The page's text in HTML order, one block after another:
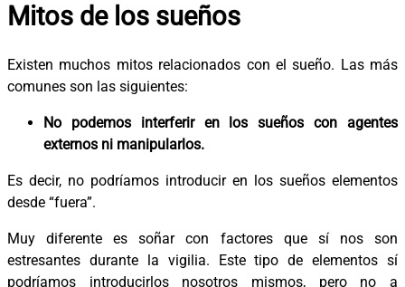
Mitos de los sueños
Existen muchos mitos relacionados con el sueño. Las más
comunes son las siguientes:
No podemos interferir en los sueños con agentes
externos ni manipularlos.
Es decir, no podríamos introducir en los sueños elementos
desde “fuera”.
Muy diferente es soñar con factores que sí nos son
estresantes durante la vigilia. Este tipo de elementos sí
podríamos introducirlos nosotros mismos, pero no a